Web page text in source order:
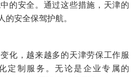
的安全。通过这些措施，天津的
的安全保驾护航。
化，越来越多的天津劳保工作服
定制服务。无论是企业专属的